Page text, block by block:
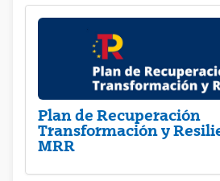
Plan de Recuperación
Transformación y
MRR